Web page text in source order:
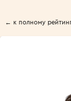
← к полному